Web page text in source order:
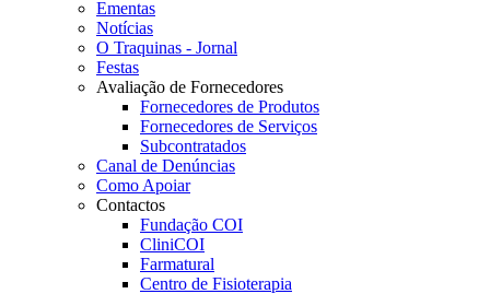
Ementas
Notícias
O Traquinas - Jornal
Festas
Avaliação de Fornecedores
Fornecedores de Produtos
Fornecedores de Serviços
Subcontratados
Canal de Denúncias
Como Apoiar
Contactos
Fundação COI
CliniCOI
Farmatural
Centro de Fisioterapia